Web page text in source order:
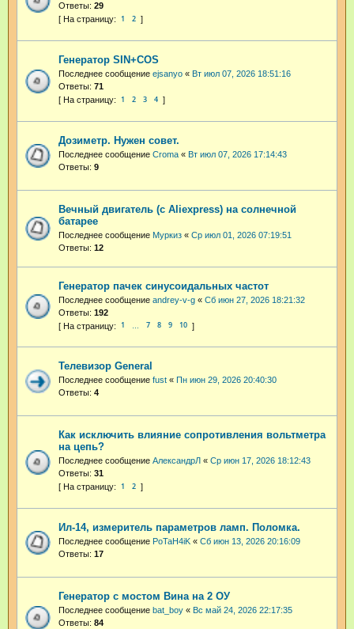
Ответы: 29
1 2
Генератор SIN+COS
Последнее сообщение ejsanyo « Вт июл 07, 2026 18:51:16
Ответы: 71
1 2 3 4
Дозиметр. Нужен совет.
Последнее сообщение Croma « Вт июл 07, 2026 17:14:43
Ответы: 9
Вечный двигатель (с Aliexpress) на солнечной
батарее
Последнее сообщение Муркиз « Ср июл 01, 2026 07:19:51
Ответы: 12
Генератор пачек синусоидальных частот
Последнее сообщение andrey-v-g « Сб июн 27, 2026 18:21:32
Ответы: 192
1 7 8 9 10
Телевизор General
Последнее сообщение fust « Пн июн 29, 2026 20:40:30
Ответы: 4
Как исключить влияние сопротивления вольтметра
на цепь?
Последнее сообщение АлександрЛ « Ср июн 17, 2026 18:12:43
Ответы: 31
1 2
Ил-14, измеритель параметров ламп. Поломка.
Последнее сообщение PoTaH4iK « Сб июн 13, 2026 20:16:09
Ответы: 17
Генератор с мостом Вина на 2 ОУ
Последнее сообщение bat_boy « Вс май 24, 2026 22:17:35
Ответы: 84